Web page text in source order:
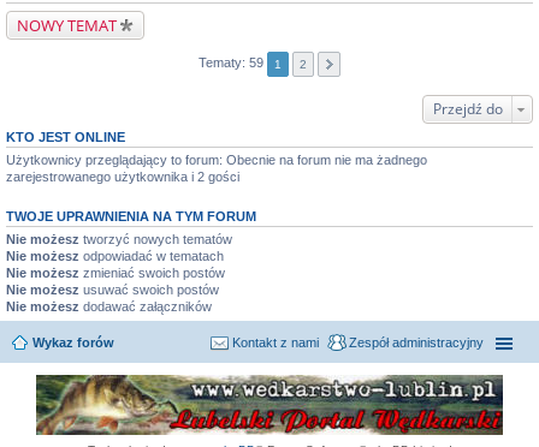
NOWY TEMAT
Tematy: 59 1 2
Przejdź do
KTO JEST ONLINE
Użytkownicy przeglądający to forum: Obecnie na forum nie ma żadnego
zarejestrowanego użytkownika i 2 gości
TWOJE UPRAWNIENIA NA TYM FORUM
Nie możesz tworzyć nowych tematów
Nie możesz odpowiadać w tematach
Nie możesz zmieniać swoich postów
Nie możesz usuwać swoich postów
Nie możesz dodawać załączników
Wykaz forów Zespół administracyjny
Kontakt z nami